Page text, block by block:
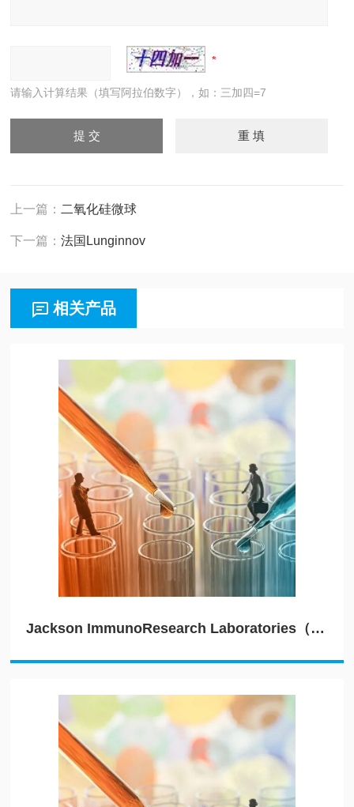
请输入计算结果（填写阿拉伯数字），如：三加四=7
上一篇： 二氧化硅微球
下一篇：法国Lunginnov
相关产品
Jackson ImmunoResearch Laboratories（JIRL）